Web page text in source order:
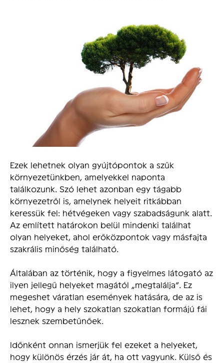
Ezek lehetnek olyan gyújtópontok a szűk
környezetünkben, amelyekkel naponta
találkozunk. Szó lehet azonban egy tágabb
környezetről is, amelynek helyeit ritkábban
keressük fel: hétvégeken vagy szabadságunk alatt.
Az említett határokon belül mindenki találhat
olyan helyeket, ahol erőközpontok vagy másfajta
szakrális minőség található.
Általában az történik, hogy a figyelmes látogató az
ilyen jellegű helyeket magától „megtalálja”. Ez
megeshet váratlan események hatására, de az is
lehet, hogy a hely szokatlan szokatlan formájú fái
lesznek szembetűnőek.
Időnként onnan ismerjük fel ezeket a helyeket,
hogy különös érzés jár át, ha ott vagyunk. Külső és